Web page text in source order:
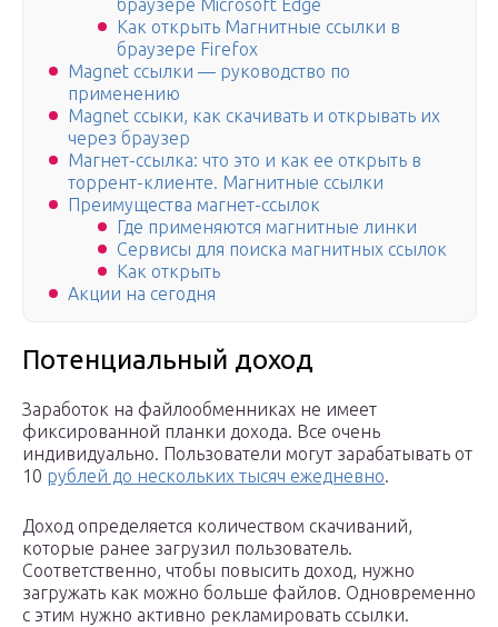
браузере Microsoft Edge
Как открыть Магнитные ссылки в
браузере Firefox
Magnet ссылки — руководство по
применению
Magnet ссыки, как скачивать и открывать их
через браузер
Магнет-ссылка: что это и как ее открыть в
торрент-клиенте. Магнитные ссылки
Преимущества магнет-ссылок
Где применяются магнитные линки
Сервисы для поиска магнитных ссылок
Как открыть
Акции на сегодня
Потенциальный доход
Заработок на файлообменниках не имеет
фиксированной планки дохода. Все очень
индивидуально. Пользователи могут зарабатывать от
10 рублей до нескольких тысяч ежедневно.
Доход определяется количеством скачиваний,
которые ранее загрузил пользователь.
Соответственно, чтобы повысить доход, нужно
загружать как можно больше файлов. Одновременно
с этим нужно активно рекламировать ссылки.